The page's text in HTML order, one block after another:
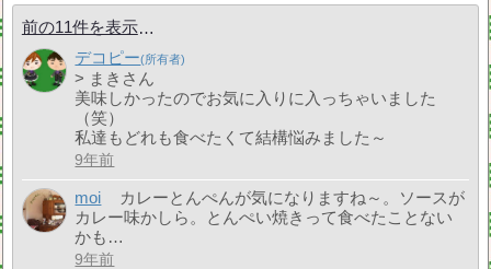
前の11件を表示
デコピー
> まきさん
美味しかったのでお気に入りに入っちゃいました
（笑）
私達もどれも食べたくて結構悩みました～
9年前
moi
カレーとんぺんが気になりますね～。ソースが
カレー味かしら。とんぺい焼きって食べたことない
かも…
9年前